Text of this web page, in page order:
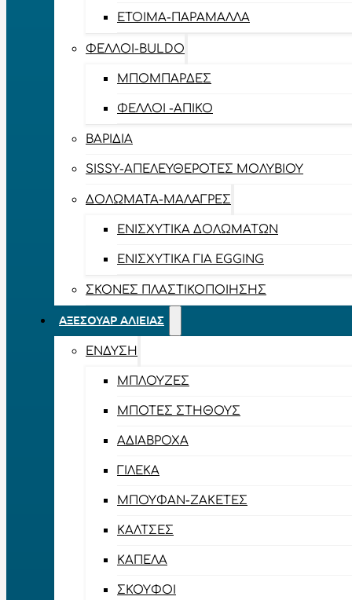
ΈΤΟΙΜΑ-ΠΑΡΆΜΑΛΛΑ
ΦΕΛΛΟΊ-BULDO
ΜΠΟΜΠΆΡΔΕΣ
ΦΕΛΛΟΊ -ΑΠΊΚΟ
ΒΑΡΊΔΙΑ
SISSY-ΑΠΕΛΕΥΘΕΡΟΤΈΣ ΜΟΛΥΒΙΟΎ
ΔΟΛΏΜΑΤΑ-ΜΑΛΆΓΡΕΣ
ΕΝΙΣΧΥΤΙΚΆ ΔΟΛΩΜΆΤΩΝ
ΕΝΙΣΧΥΤΙΚΆ ΓΙΑ EGGING
ΣΚΌΝΕΣ ΠΛΑΣΤΙΚΟΠΟΊΗΣΗΣ
ΑΞΕΣΟΥΆΡ ΑΛΙΕΊΑΣ
ΈΝΔΥΣΗ
ΜΠΛΟΎΖΕΣ
ΜΠΌΤΕΣ ΣΤΉΘΟΥΣ
ΑΔΙΆΒΡΟΧΑ
ΓΙΛΈΚΑ
ΜΠΟΥΦΆΝ-ΖΑΚΈΤΕΣ
ΚΆΛΤΣΕΣ
ΚΑΠΈΛΑ
ΣΚΟΎΦΟΙ